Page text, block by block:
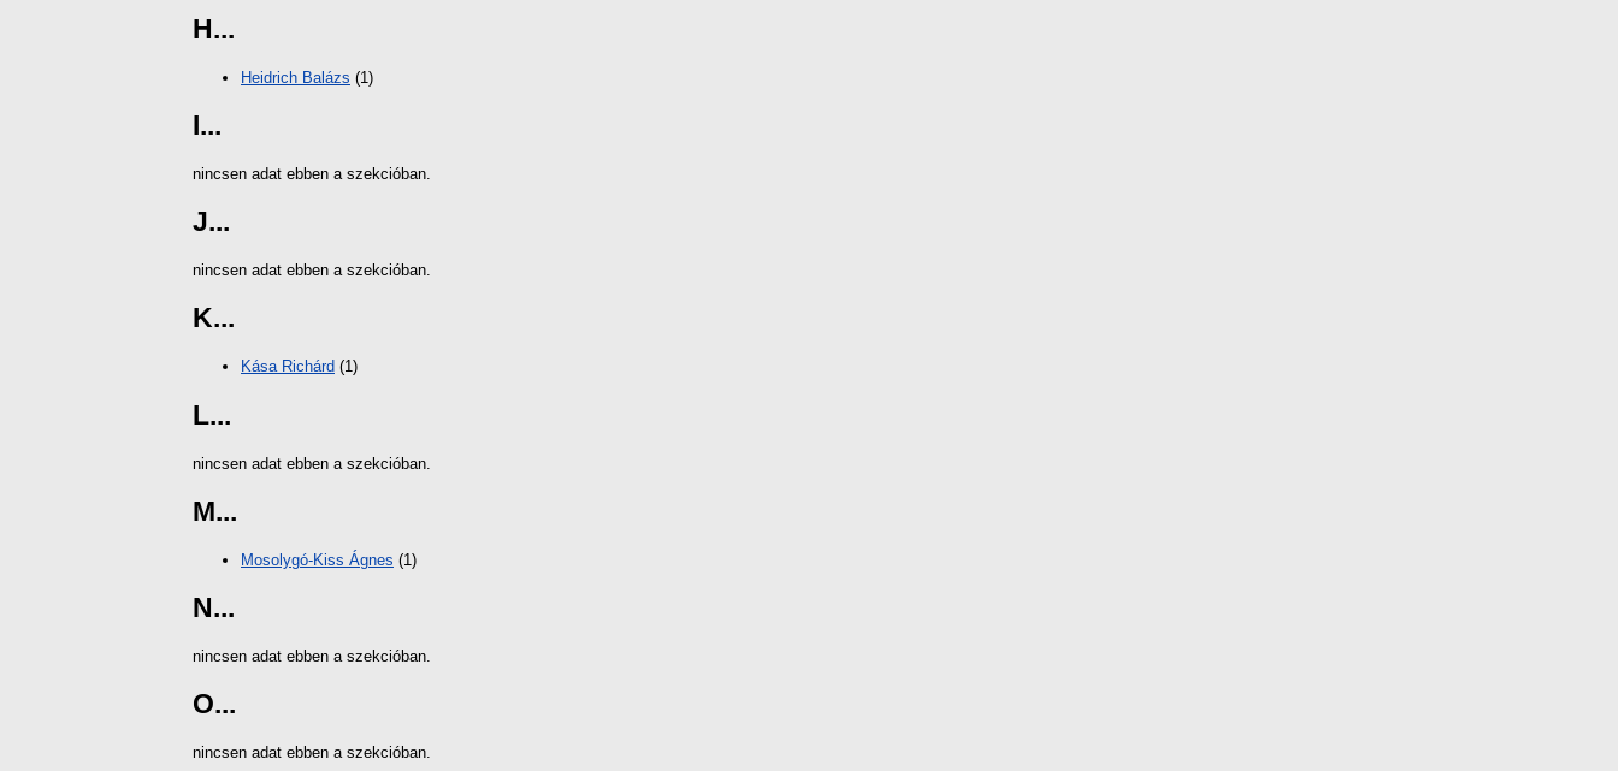
H...
Heidrich Balázs (1)
I...
nincsen adat ebben a szekcióban.
J...
nincsen adat ebben a szekcióban.
K...
Kása Richárd (1)
L...
nincsen adat ebben a szekcióban.
M...
Mosolygó-Kiss Ágnes (1)
N...
nincsen adat ebben a szekcióban.
O...
nincsen adat ebben a szekcióban.